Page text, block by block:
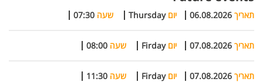
תאריך 06.08.2026 יוםThursday שעה 07:30
תאריך 07.08.2026 יוםFirday שעה 08:00
תאריך 07.08.2026 יוםFirday שעה 11:30